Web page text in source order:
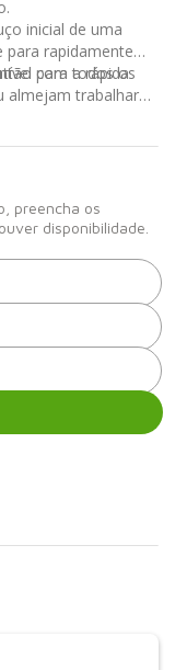
inicial de uma
rapidamente
com a rápida
para todos os
almejam trabalhar
graves.
preencha os
disponibilidade.